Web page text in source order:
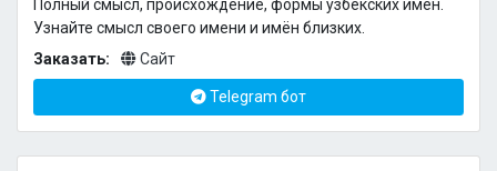
Полный смысл, происхождение, формы узбекских имён.
Узнайте смысл своего имени и имён близких.
Заказать:
Сайт
Telegram бот